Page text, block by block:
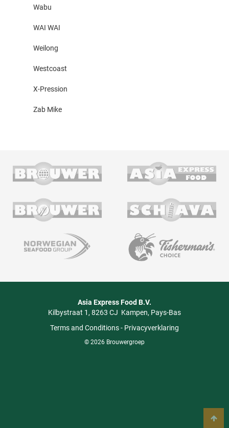
Wabu
WAI WAI
Weilong
Westcoast
X-Pression
Zab Mike
Asia Express Food B.V.
Kilbystraat 1 8263 CJ Kampen Pays-Bas
Terms and Conditions- Privacyverklaring
© 2026 Brouwergroep